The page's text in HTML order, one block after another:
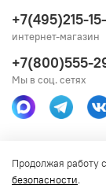
+7(495)215-
интернет-магазин
+7(800)555-
Мы в соц. сетях
Продолжая работу
безопасности.